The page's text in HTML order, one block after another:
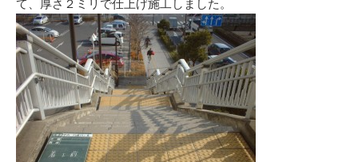
て、厚さ２ミリで仕上げ施工しまし­た。